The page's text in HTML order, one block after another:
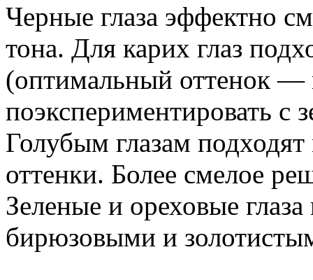
Черные глаза эффектно
тона. Для карих глаз
(оптимальный оттенок
поэкспериментировать
Голубым глазам
оттенки. Более смелое
Зеленые и ореховые
бирюзовыми и